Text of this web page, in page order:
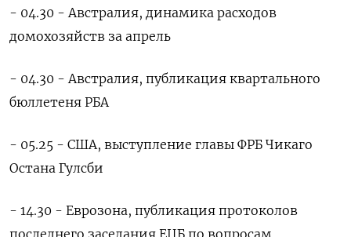
- 04.30 - Австралия, динамика расходов
‌домохозяйств за апрель
- 04.30 - Австралия, публикация квартального
бюллетеня РБА
- 05.25 - США, выступление главы ФРБ Чикаго
Остана Гулсби
- 14.30 - Еврозона, публикация протоколов
последнего заседания ЕЦБ по вопросам